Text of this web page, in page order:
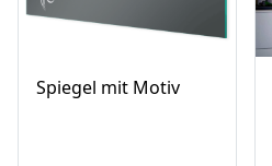
Spiegel mit Motiv